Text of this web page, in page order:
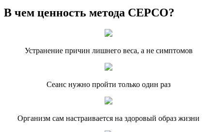
В чем ценность метода СЕРСО?
Устранение причин лишнего веса, а не симптомов
Сеанс нужно пройти только один раз
Организм сам настраивается на здоровый образ жизни